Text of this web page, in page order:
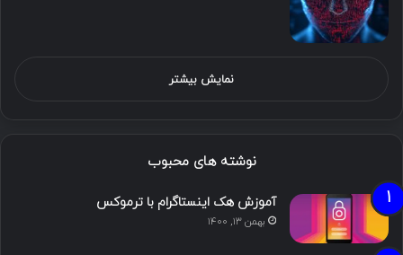
نمایش بیشتر
نوشته های محبوب
آموزش هک اینستاگرام با ترموکس
بهمن ۱۳, ۱۴۰۰